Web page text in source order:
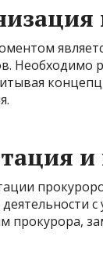
Необходимо
прокурора,